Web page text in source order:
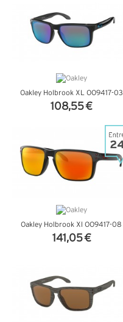
Oakley Holbrook XL OO9417-03
108,55 €
Oakley Holbrook Xl OO9417-08
141,05 €